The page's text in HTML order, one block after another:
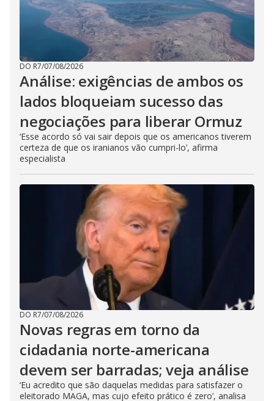
DO R7/07/08/2026
Análise: exigências de ambos os
lados bloqueiam sucesso das
negociações para liberar Ormuz
‘Esse acordo só vai sair depois que os americanos tiverem
certeza de que os iranianos vão cumpri-lo’, afirma
especialista
DO R7/07/08/2026
Novas regras em torno da
cidadania norte-americana
devem ser barradas; veja análise
‘Eu acredito que são daquelas medidas para satisfazer o
eleitorado MAGA, mas cujo efeito prático é zero’, analisa